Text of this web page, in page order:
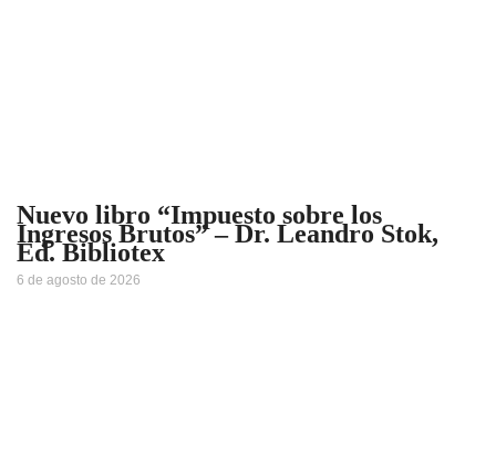
Nuevo libro “Impuesto sobre los
Ingresos Brutos” – Dr. Leandro Stok,
Ed. Bibliotex
6 de agosto de 2026